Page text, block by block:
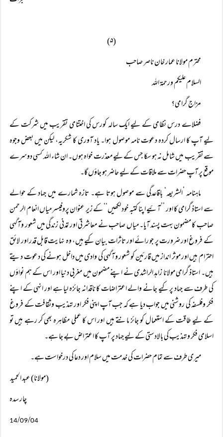
(۵)
محترم مولانا عمار خان ناصر صاحب
السلام علیکم ورحمۃ اللہ
مزاج گرامی؟
فضلاے درس نظامی کے لیے ایک سالہ کورس کی اختتامی تقریب میں شرکت کے
لیے آپ کا ارسال کردہ دعوت نامہ موصول ہوا۔ یاد آوری کا شکریہ، لیکن میں بعض وجوہ
سے تقریب میں شامل نہ ہو سکا جس کے لیے معذرت خواہ ہوں۔ ان شاء اللہ کسی دوسرے
موقع پر آپ حضرات سے ملاقات کے لیے حاضر ہو جاؤں گا۔
ماہنامہ ’الشریعہ‘ باقاعدگی سے موصول ہوتا ہے۔ تازہ شمارے میں جہاد کے حوالے
سے استاذ گرامی کا اور ’’آئیے اپنا کتبہ خود لکھیں‘‘ کے زیر عنوان پروفیسر میاں انعام الرحمن
صاحب کا مضمون بہت پسند آیا۔ میاں صاحب نے معاشرتی اور تمدنی زندگی میں شعور وآگہی
کے فروغ اور ضرورت پر جو رائے اور تاثرات بیان کیے ہیں، وہ نہایت قابل قدر اور لائق
احترام ہیں اور موثر انداز میں قارئین کو شعور وآگہی کی وادی میں داخل ہونے کی دعوت دیتے
ہیں۔ استاذ گرامی مولانا زاہد الراشدی نے اپنے مضمون میں مغربی دنیا اور اس کے ہم نواؤں
کی طرف سے جہاد پر کیے جانے والے اعتراضات کا ناقدانہ جائزہ لیا ہے اور انہی کے اپنے
فکر وفلسفہ کی روشنی میں جواب دیا ہے کہ جب آپ اپنی فکر اور تہذیب وثقافت کے فروغ
کے لیے طاقت کے استعمال کو جائز مانتے ہیں اور اس کا عملی مظاہرہ بھی کر رہے ہیں تو
اسلامی فکر وتہذیب کی بالادستی کے لیے جہاد پر آپ کا اعتراض بے جا ہے۔
میری طرف سے تمام حضرات کی خدمت میں سلام اور دعا کی درخواست ہے۔
(مولانا) عبد الحمید
چار سدہ
14/09/04